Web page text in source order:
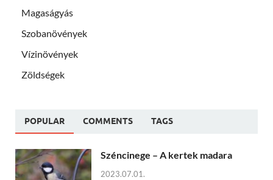
Magaságyás
Szobanövények
Vízinövények
Zöldségek
POPULAR COMMENTS TAGS
Széncinege – A kertek madara
2023.07.01.